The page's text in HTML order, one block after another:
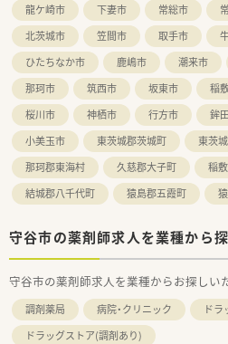
龍ケ崎市
下妻市 常総市
北茨城市
笠間市 取手市
ひたちなか市
鹿嶋市 潮来市
那珂市
筑西市 坂東市 稲
桜川市
神栖市 行方市 鉾
小美玉市
東茨城郡茨城町 東茨
那珂郡東海村
久慈郡大子町 稲
結城郡八千代町
猿島郡五霞町
守谷市の薬剤師求人を業種から
守谷市の薬剤師求人を業種からお探しい
調剤薬局 病院・クリニック
ドラ
ドラッグストア(調剤あり)